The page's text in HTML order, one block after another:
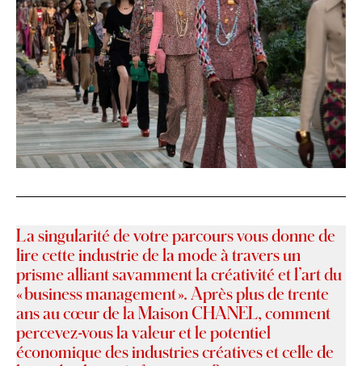
La singularité de votre parcours vous donne de
lire cette industrie de la mode à travers un
prisme alliant savamment la créativité et l’art du
« business management ». Après plus de trente
ans au cœur de la Maison CHANEL, comment
percevez-vous la valeur et le potentiel
économique des industries créatives et celle de